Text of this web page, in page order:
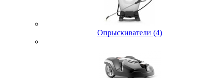
Опрыскиватели (4)